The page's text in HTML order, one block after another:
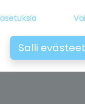
Salli evästeet